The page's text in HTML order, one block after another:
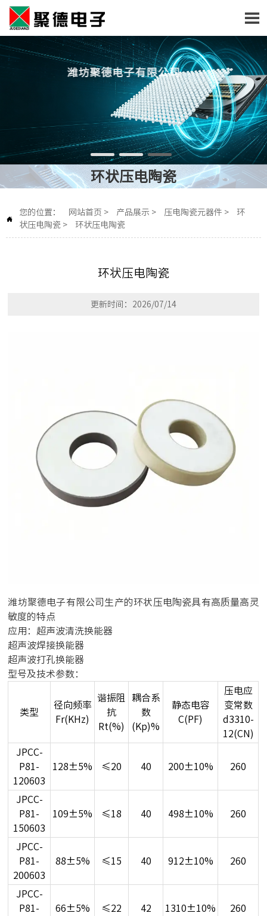

潍坊聚德电子有限公司
环状压电陶瓷

您的位置： 网站首页 > 产品展示 > 压电陶瓷元器件 >
环
状压电陶瓷 > 环状压电陶瓷
环状压电陶瓷
更新时间：2026/07/14
潍坊聚德电子有限公司生产的环状压电陶瓷具有高质量高灵
敏度的特点
应用：超声波清洗换能器
超声波焊接换能器
超声波打孔换能器
型号及技术参数：
类型
径向频率
Fr(KHz)
谐振阻
抗
Rt(%)
耦合系
数
(Kp)%
静态电容
C(PF)
压电应
变常数
d3310-
12(CN)
JPCC-
P81-
120603
128±5% ≤20 40 200±10% 260
JPCC-
P81-
150603
109±5% ≤18 40 498±10% 260
JPCC-
P81-
200603
88±5% ≤15 40 912±10% 260
JPCC-
P81-
66±5% ≤22 42 1310±10% 260